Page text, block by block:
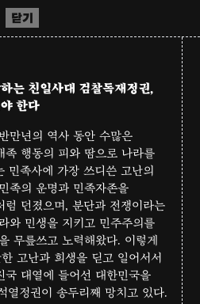
닫기
는 친일사대 검찰독재정권,
한다
만년의 역사 동안 수많은
족 행동의 피와 땀으로 나라를
민족사에 가장 쓰디쓴 고난의
족의 운명과 민족자존을
럼 던졌으며, 분단과 전쟁이라는
와 민생을 지키고 민주주의를
무릎쓰고 노력해왔다. 이렇게
고난과 희생을 딛고 일어서서
국 대열에 들어선 대한민국을
열정권이 송두리째 망치고 있다.